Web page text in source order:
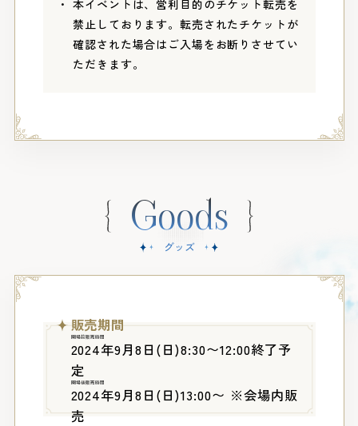
本イベントは、営利目的のチケット転売を
禁止しております。転売されたチケットが
確認された場合はご入場をお断りさせてい
ただきます。
Goods
グッズ
販売期間
開場前販売時間
2024年9月8日(日)8:30〜12:00終了予
定
開場後販売時間
2024年9月8日(日)13:00〜 ※会場内販
売